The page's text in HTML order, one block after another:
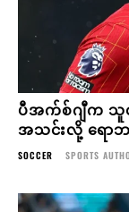
ပီအက်စ်ဂျီက သူ
အသင်းလို့ ရေ
SOCCER SPORTS